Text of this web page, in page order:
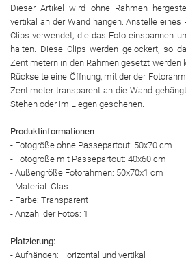
Dieser Artikel wird ohne Rahmen
vertikal an der Wand hängen. Anstelle
Clips verwendet, die das Foto einspannen
halten. Diese Clips werden gelockert, so
Zentimetern in den Rahmen gesetzt werden
Rückseite eine Öffnung, mit der der
Zentimeter transparent an die Wand
Stehen oder im Liegen geschehen.
Produktinformationen
- Fotogröße ohne Passepartout: 50x70 cm
- Fotogröße mit Passepartout: 40x60 cm
- Außengröße Fotorahmen: 50x70x1 cm
- Material: Glas
- Farbe: Transparent
- Anzahl der Fotos: 1
Platzierung:
- Aufhängen: Horizontal und vertikal